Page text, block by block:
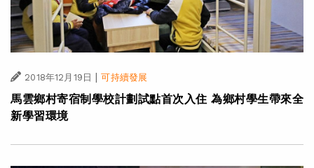
2018年12月19日 | 可持續發展
馬雲鄉村寄宿制學校計劃試點首次入住 為鄉村學生帶來全
新學習環境